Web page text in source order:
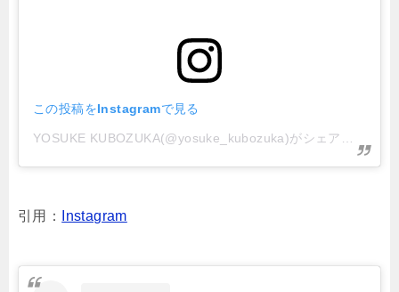
この投稿をInstagramで見る
YOSUKE KUBOZUKA(@yosuke_kubozuka)がシェアした投稿
引用： Instagram